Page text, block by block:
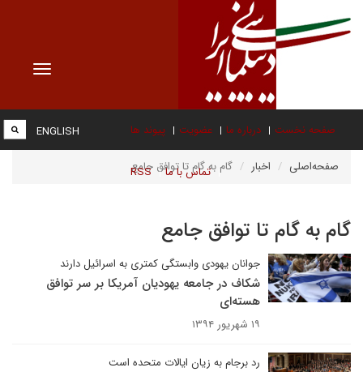
Toggle
صفحه نخست درباره ما عضویت پیوند ها
تماس با ما RSS
ENGLISH
صفحه‌اصلی اخبار گام به گام تا توافق جامع
گام به گام تا توافق جامع
جوانان یهودی وابستگی کمتری به اسرائیل دارند
شکاف در جامعه یهودیان آمریکا بر سر توافق
هسته‌ای
۱۹ شهریور ۱۳۹۴
رد برجام به زیان ایالات متحده است